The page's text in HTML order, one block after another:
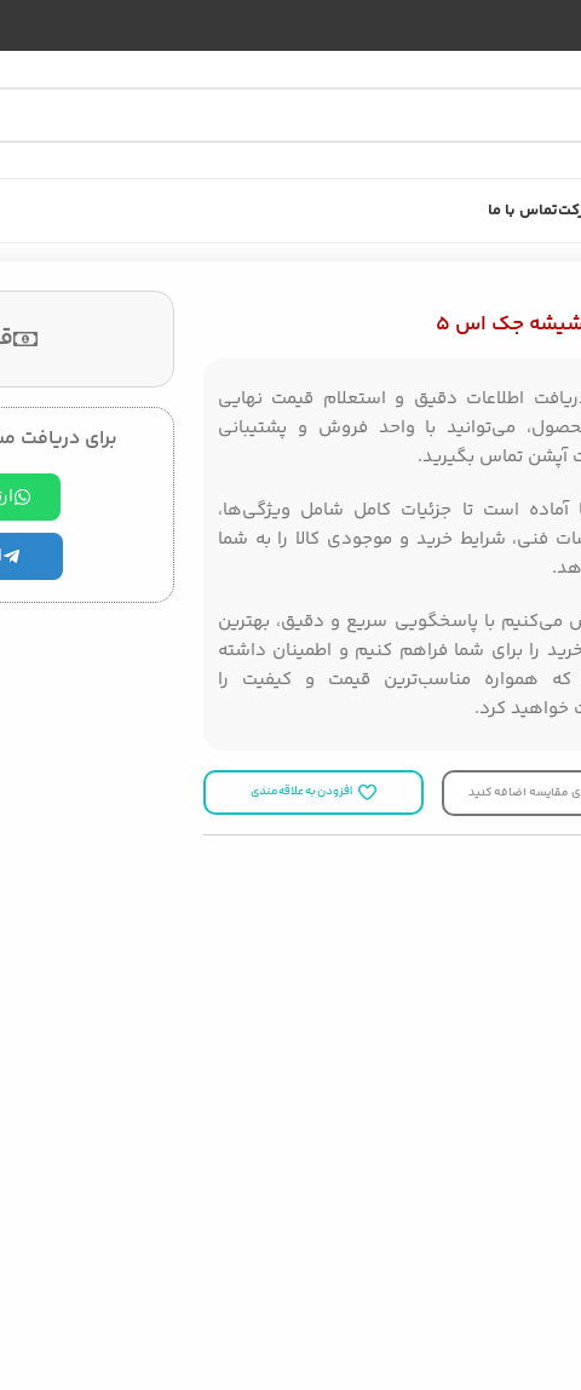
تماس با ما
شیشه جک اس 5
اطلاعات دقیق و استعلام قیمت نهایی
می‌توانید با واحد فروش و پشتیبانی
آپشن تماس بگیرید.
آماده است تا جزئیات کامل شامل ویژگی‌ها،
فنی، شرایط خرید و موجودی کالا را به شما
می‌کنیم با پاسخگویی سریع و دقیق، بهترین
را برای شما فراهم کنیم و اطمینان داشته
که همواره مناسب‌ترین قیمت و کیفیت را
خواهید کرد.
مقایسه اضافه کنید افزودن به علاقه مندی
برای دریافت